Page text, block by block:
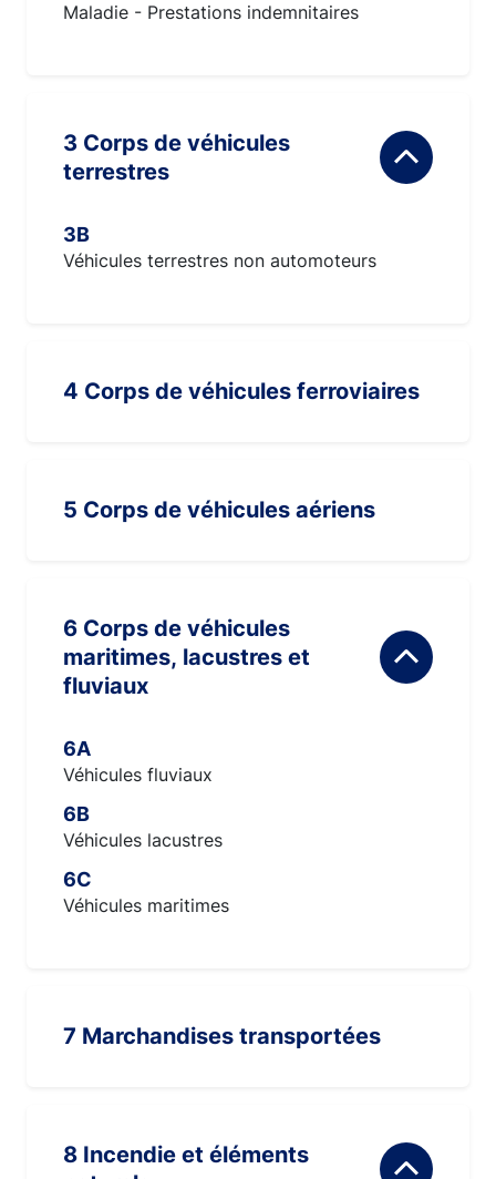
Maladie - Prestations indemnitaires
3 Corps de véhicules
terrestres
3B
Véhicules terrestres non automoteurs
4 Corps de véhicules ferroviaires
5 Corps de véhicules aériens
6 Corps de véhicules
maritimes, lacustres et
fluviaux
6A
Véhicules fluviaux
6B
Véhicules lacustres
6C
Véhicules maritimes
7 Marchandises transportées
8 Incendie et éléments